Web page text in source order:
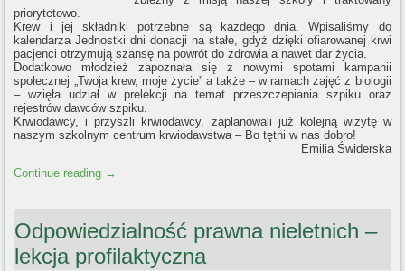
priorytetowo.
Krew i jej składniki potrzebne są każdego dnia. Wpisaliśmy do
kalendarza Jednostki dni donacji na stałe, gdyż dzięki ofiarowanej krwi
pacjenci otrzymują szansę na powrót do zdrowia a nawet dar życia.
Dodatkowo młodzież zapoznała się z nowymi spotami kampanii
społecznej „Twoja krew, moje życie” a także – w ramach zajęć z biologii
– wzięła udział w prelekcji na temat przeszczepiania szpiku oraz
rejestrów dawców szpiku.
Krwiodawcy, i przyszli krwiodawcy, zaplanowali już kolejną wizytę w
naszym szkolnym centrum krwiodawstwa – Bo tętni w nas dobro!
Emilia Świderska
Continue reading →
Odpowiedzialność prawna nieletnich –
lekcja profilaktyczna